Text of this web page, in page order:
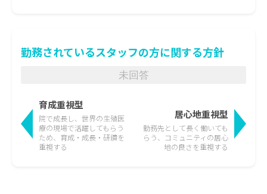
勤務されているスタッフの方に関する方針
未回答
育成重視型
院で成長し、世界の生殖医
療の現場で活躍してもらう
ため、育成・成長・研鑽を
重視する
勤務先として長く働いても
らう、
コミュニティの居心
地の良さを重視する
居心地重視型